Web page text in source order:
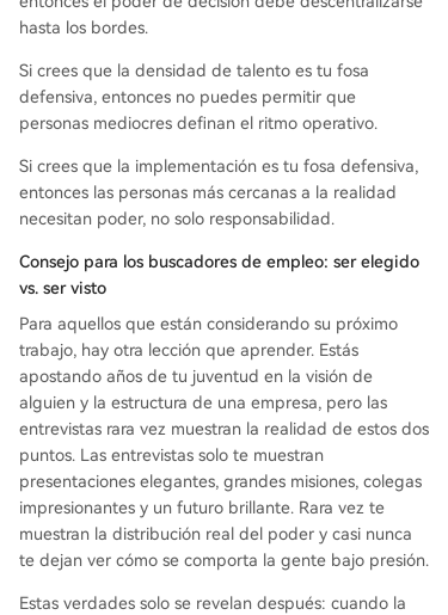
hasta los bordes.
Si crees que la densidad de talento es tu fosa
defensiva, entonces no puedes permitir que
personas mediocres definan el ritmo operativo.
Si crees que la implementación es tu fosa defensiva,
entonces las personas más cercanas a la realidad
necesitan poder, no solo responsabilidad.
Consejo para los buscadores de empleo: ser elegido
vs. ser visto
Para aquellos que están considerando su próximo
trabajo, hay otra lección que aprender. Estás
apostando años de tu juventud en la visión de
alguien y la estructura de una empresa, pero las
entrevistas rara vez muestran la realidad de estos dos
puntos. Las entrevistas solo te muestran
presentaciones elegantes, grandes misiones, colegas
impresionantes y un futuro brillante. Rara vez te
muestran la distribución real del poder y casi nunca
te dejan ver cómo se comporta la gente bajo presión.
Estas verdades solo se revelan después: cuando la